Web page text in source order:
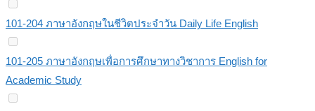
101-204 ภาษาอังกฤษในชีวิตประจำวัน Daily Life English
101-205 ภาษาอังกฤษเพื่อการศึกษาทางวิชาการ English for
Academic Study